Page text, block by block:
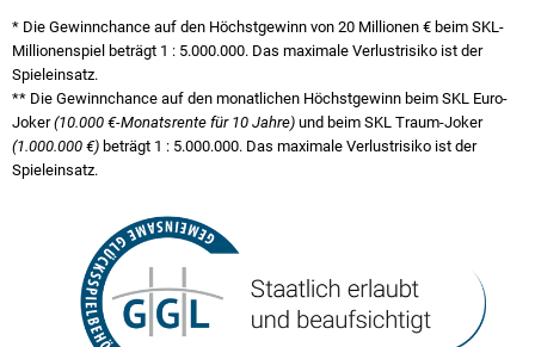
* Die Gewinnchance auf den Höchstgewinn von 20 Millionen € beim SKL-
Millionenspiel beträgt 1 : 5.000.000. Das maximale Verlustrisiko ist der
Spieleinsatz.
** Die Gewinnchance auf den monatlichen Höchstgewinn beim SKL Euro-
Joker(10.000 €-Monatsrente für 10 Jahre) und beim SKL Traum-Joker
(1.000.000 €) beträgt 1 : 5.000.000. Das maximale Verlustrisiko ist der
Spieleinsatz.